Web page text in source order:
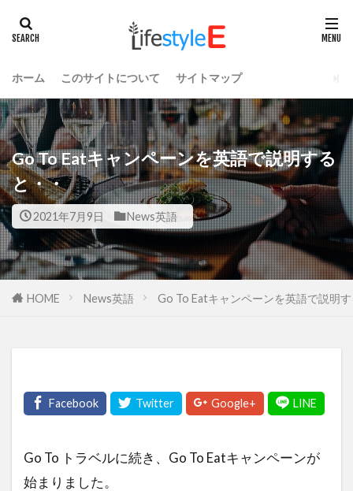
ホーム このサイトについて サイトマップ
Go To Eatキャンペーンを英語で説明する
と・・
2021年7月9日 News英語
HOME News英語 Go To Eatキャンペーンを英語で説明
Go To トラベルに続き、Go To Eatキャンペーンが
始まりました。